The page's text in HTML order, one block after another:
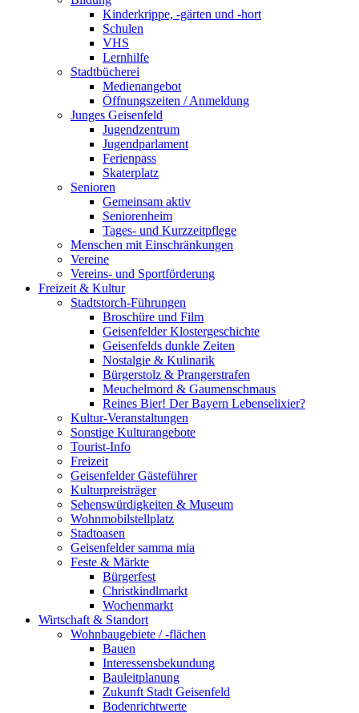
Kinderkrippe, -gärten und -hort
Schulen
VHS
Lernhilfe
Stadtbücherei
Medienangebot
Öffnungszeiten / Anmeldung
Junges Geisenfeld
Jugendzentrum
Jugendparlament
Ferienpass
Skaterplatz
Senioren
Gemeinsam aktiv
Seniorenheim
Tages- und Kurzzeitpflege
Menschen mit Einschränkungen
Vereine
Vereins- und Sportförderung
Freizeit & Kultur
Stadtstorch-Führungen
Broschüre und Film
Geisenfelder Klostergeschichte
Geisenfelds dunkle Zeiten
Nostalgie & Kulinarik
Bürgerstolz & Prangerstrafen
Meuchelmord & Gaumenschmaus
Reines Bier! Der Bayern Lebenselixier?
Kultur-Veranstaltungen
Sonstige Kulturangebote
Tourist-Info
Freizeit
Geisenfelder Gästeführer
Kulturpreisträger
Sehenswürdigkeiten & Museum
Wohnmobilstellplatz
Stadtoasen
Geisenfelder samma mia
Feste & Märkte
Bürgerfest
Christkindlmarkt
Wochenmarkt
Wirtschaft & Standort
Wohnbaugebiete / -flächen
Bauen
Interessensbekundung
Bauleitplanung
Zukunft Stadt Geisenfeld
Bodenrichtwerte